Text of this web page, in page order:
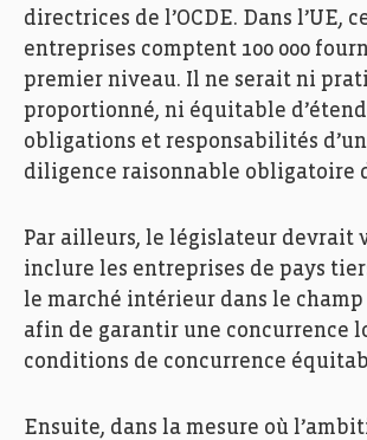
directrices de l’OCDE. Dans l’UE,
entreprises comptent 100 000
premier niveau. Il ne serait ni
proportionné, ni équitable
obligations et responsabilités
diligence raisonnable obligatoire
Par ailleurs, le législateur devrait
inclure les entreprises de pays
le marché intérieur dans le
afin de garantir une concurrence
conditions de concurrence
Ensuite, dans la mesure où